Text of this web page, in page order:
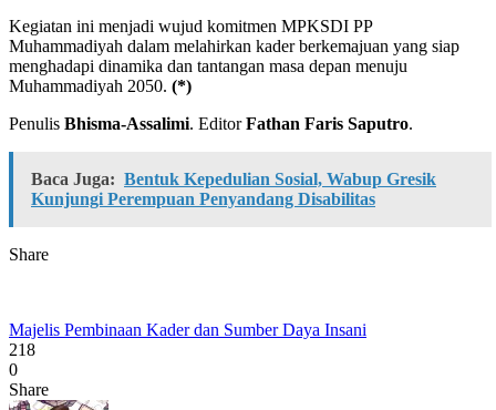
Kegiatan ini menjadi wujud komitmen MPKSDI PP
Muhammadiyah dalam melahirkan kader berkemajuan yang siap
menghadapi dinamika dan tantangan masa depan menuju
Muhammadiyah 2050. (*)
Penulis Bhisma-Assalimi. EditorFathan Faris Saputro.
Baca Juga: Bentuk Kepedulian Sosial, Wabup Gresik
Kunjungi Perempuan Penyandang Disabilitas
Share
Majelis Pembinaan Kader dan Sumber Daya Insani
218
0
Share